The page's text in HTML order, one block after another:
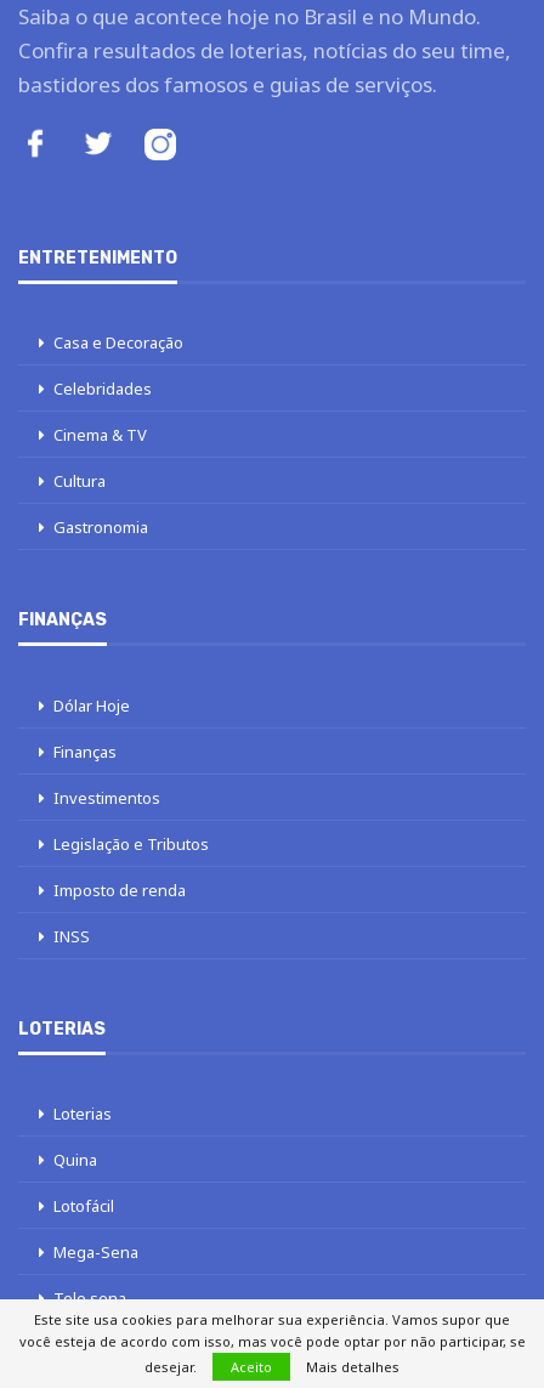
Saiba o que acontece hoje no Brasil e no Mundo.
Confira resultados de loterias, notícias do seu time,
bastidores dos famosos e guias de serviços.
ENTRETENIMENTO
Casa e Decoração
Celebridades
Cinema & TV
Cultura
Gastronomia
FINANÇAS
Dólar Hoje
Finanças
Investimentos
Legislação e Tributos
Imposto de renda
INSS
LOTERIAS
Loterias
Quina
Lotofácil
Mega-Sena
Tele sena
Este site usa cookies para melhorar sua experiência. Vamos supor que
você esteja de acordo com isso, mas você pode optar por não participar, se
desejar.
Aceito Mais detalhes